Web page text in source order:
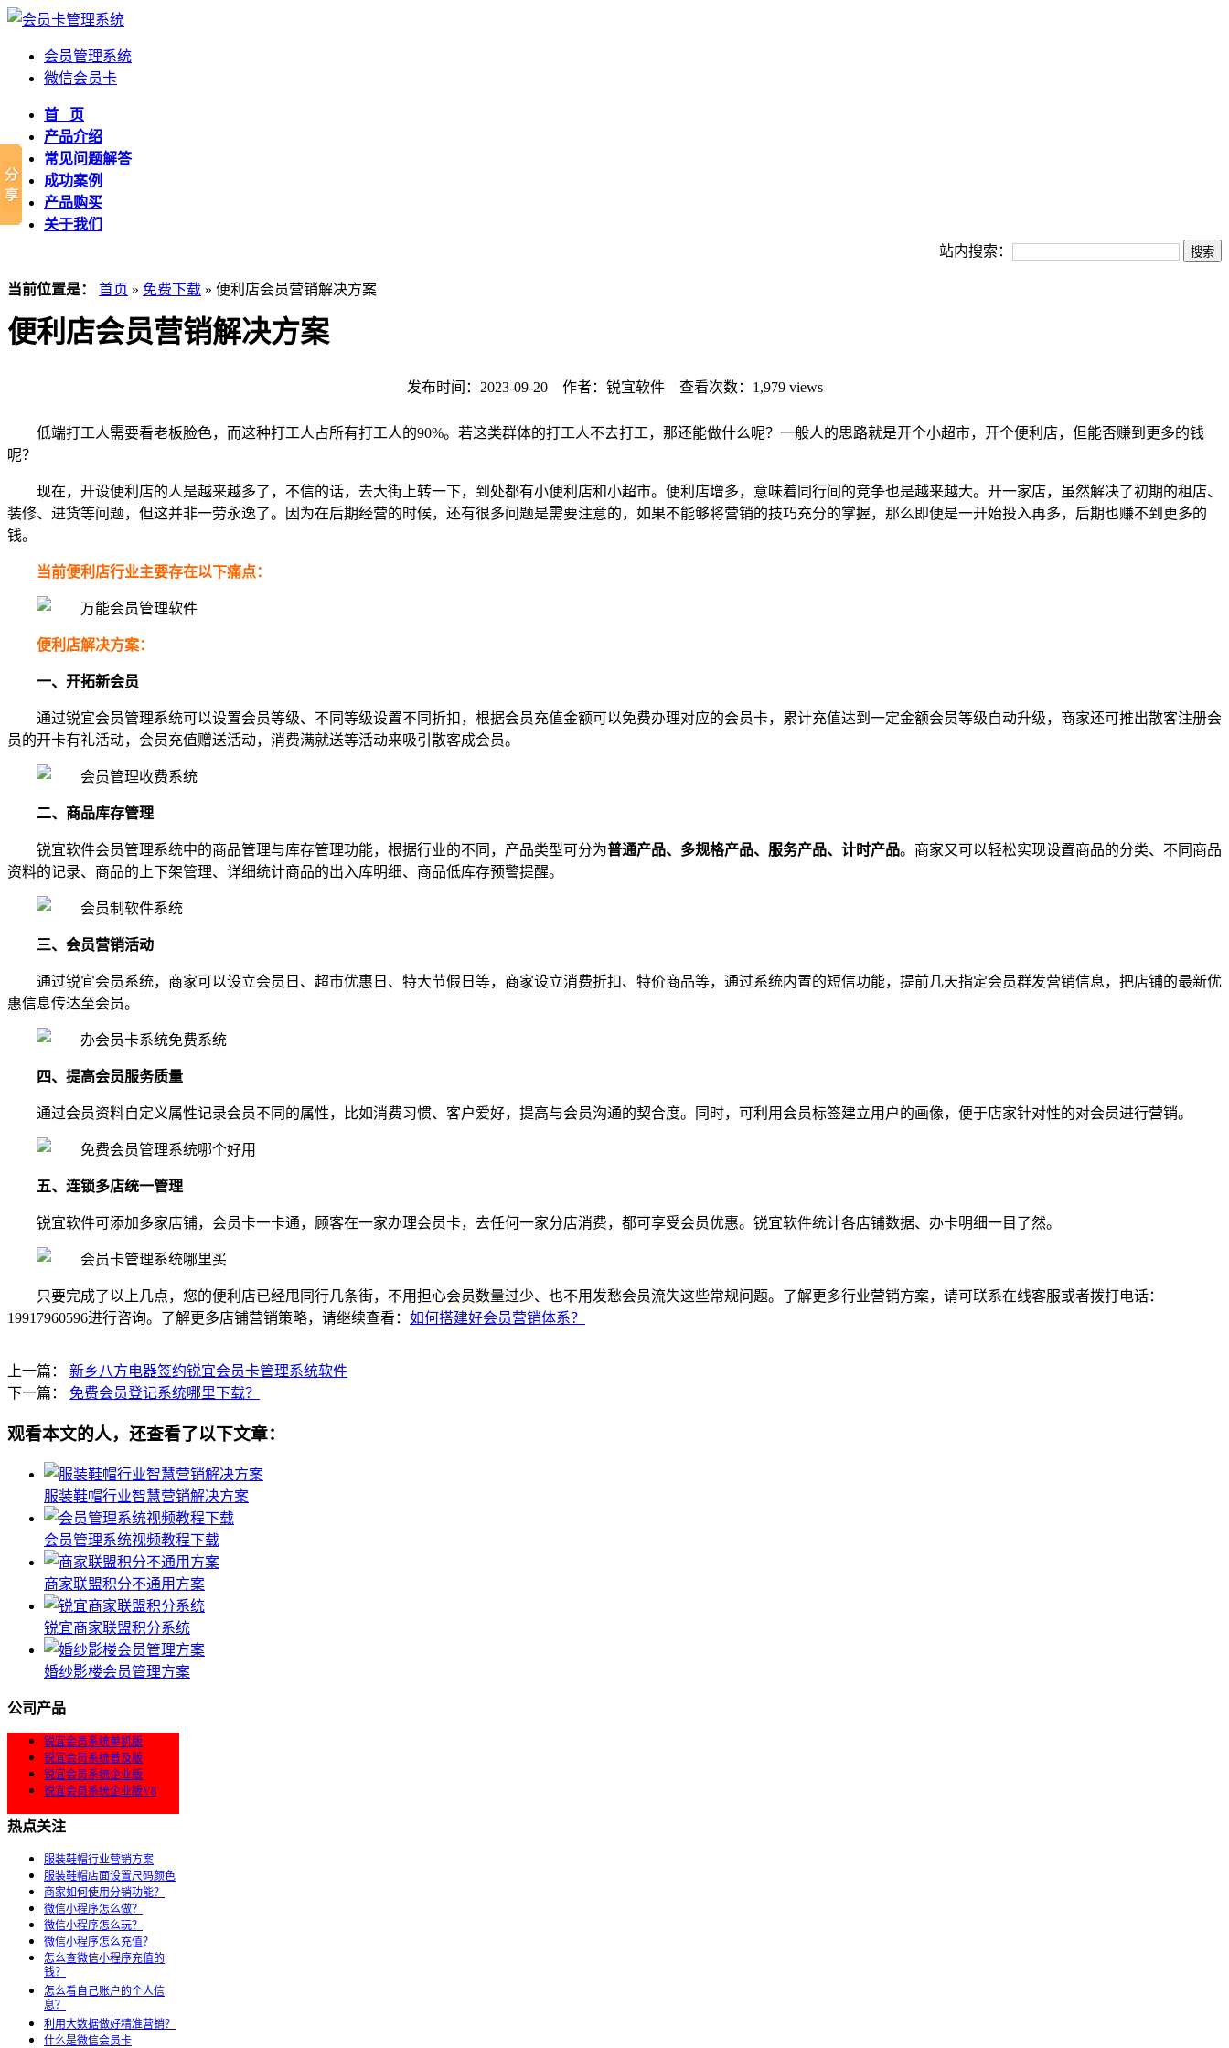
会员管理系统
微信会员卡
首 页
产品介绍
常见问题解答
成功案例
产品购买
关于我们
站内搜索：
当前位置是： 首页 » 免费下载 » 便利店会员营销解决方案
便利店会员营销解决方案
发布时间：2023-09-20 作者：锐宜软件 查看次数： 1,979 views
低端打工人需要看老板脸色，而这种打工人占所有打工人的90%。若这类群体的打工人不去打工，那还能做什么呢？一般人的思路就是开个小超市，开个便利店，但能否赚到更多的钱
呢？
现在，开设便利店的人是越来越多了，不信的话，去大街上转一下，到处都有小便利店和小超市。便利店增多，意味着同行间的竞争也是越来越大。开一家店，虽然解决了初期的租店、
装修、进货等问题，但这并非一劳永逸了。因为在后期经营的时候，还有很多问题是需要注意的，如果不能够将营销的技巧充分的掌握，那么即便是一开始投入再多，后期也赚不到更多的
钱。
当前便利店行业主要存在以下痛点：
便利店解决方案：
一、开拓新会员
通过锐宜会员管理系统可以设置会员等级、不同等级设置不同折扣，根据会员充值金额可以免费办理对应的会员卡，累计充值达到一定金额会员等级自动升级，商家还可推出散客注册会
员的开卡有礼活动，会员充值赠送活动，消费满就送等活动来吸引散客成会员。
二、商品库存管理
锐宜软件会员管理系统中的商品管理与库存管理功能，根据行业的不同，产品类型可分为普通产品、多规格产品、服务产品、计时产品。商家又可以轻松实现设置商品的分类、不同商品
资料的记录、商品的上下架管理、详细统计商品的出入库明细、商品低库存预警提醒。
三、会员营销活动
通过锐宜会员系统，商家可以设立会员日、超市优惠日、特大节假日等，商家设立消费折扣、特价商品等，通过系统内置的短信功能，提前几天指定会员群发营销信息，把店铺的最新优
惠信息传达至会员。
四、提高会员服务质量
通过会员资料自定义属性记录会员不同的属性，比如消费习惯、客户爱好，提高与会员沟通的契合度。同时，可利用会员标签建立用户的画像，便于店家针对性的对会员进行营销。
五、连锁多店统一管理
锐宜软件可添加多家店铺，会员卡一卡通，顾客在一家办理会员卡，去任何一家分店消费，都可享受会员优惠。锐宜软件统计各店铺数据、办卡明细一目了然。
只要完成了以上几点，您的便利店已经甩同行几条街，不用担心会员数量过少、也不用发愁会员流失这些常规问题。了解更多行业营销方案，请可联系在线客服或者拨打电话：
19917960596进行咨询。了解更多店铺营销策略，请继续查看： 如何搭建好会员营销体系？
上一篇： 新乡八方电器签约锐宜会员卡管理系统软件
下一篇： 免费会员登记系统哪里下载？
观看本文的人，还查看了以下文章：
服装鞋帽行业智慧营销解决方案
会员管理系统视频教程下载
商家联盟积分不通用方案
锐宜商家联盟积分系统
婚纱影楼会员管理方案
公司产品
锐宜会员系统单机版
锐宜会员系统普及版
锐宜会员系统企业版
锐宜会员系统企业版V8
热点关注
服装鞋帽行业营销方案
服装鞋帽店面设置尺码颜色
商家如何使用分销功能？
微信小程序怎么做？
微信小程序怎么玩？
微信小程序怎么充值？
怎么查微信小程序充值的
钱？
怎么看自己账户的个人信
息？
利用大数据做好精准营销？
什么是微信会员卡